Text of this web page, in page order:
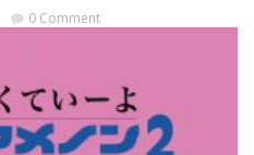
0 Comment